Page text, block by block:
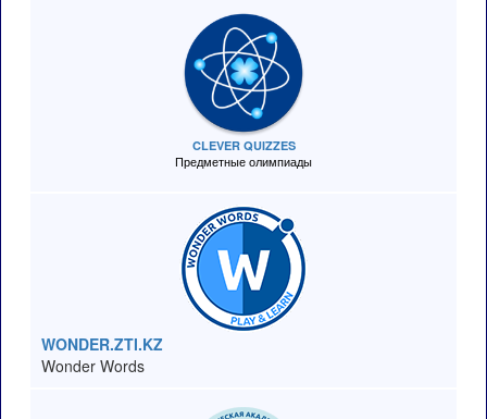
CLEVER QUIZZES
Предметные олимпиады
WONDER.ZTI.KZ
Wonder Words